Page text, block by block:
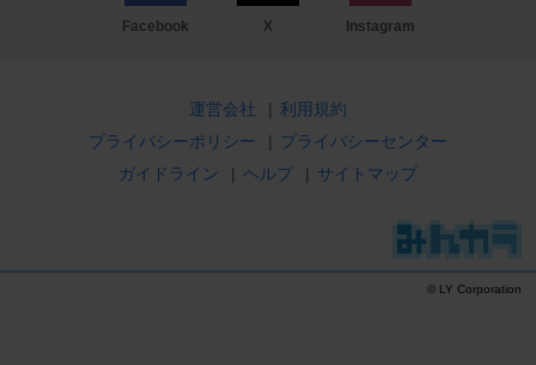
Facebook X Instagram
運営会社 | 利用規約
プライバシーポリシー
| プライバシーセンター
ガイドライン
| ヘルプ | サイトマップ
© LY Corporation